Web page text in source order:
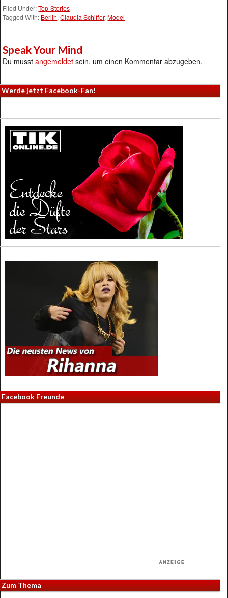
Filed Under:Top-Stories
Tagged With: Berlin,Claudia Schiffer, Model
Speak Your Mind
Du musstangemeldet sein, um einen Kommentar abzugeben.
Werde jetzt Facebook-Fan!
Facebook Freunde
Zum Thema